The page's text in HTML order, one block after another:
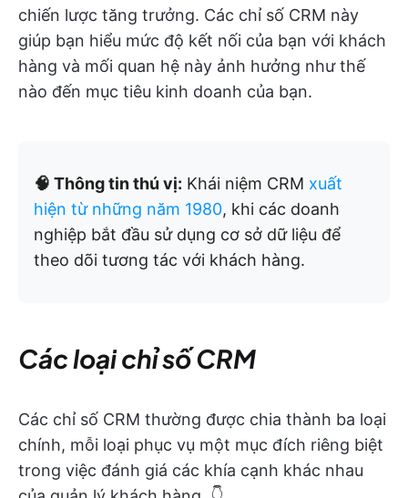
chiến lược tăng trưởng. Các chỉ số CRM này
giúp bạn hiểu mức độ kết nối của bạn với khách
hàng và mối quan hệ này ảnh hưởng như thế
nào đến mục tiêu kinh doanh của bạn.
🧠 Thông tin thú vị: Khái niệm CRM xuất
hiện từ những năm 1980, khi các doanh
nghiệp bắt đầu sử dụng cơ sở dữ liệu để
theo dõi tương tác với khách hàng.
Các loại chỉ số CRM
Các chỉ số CRM thường được chia thành ba loại
chính, mỗi loại phục vụ một mục đích riêng biệt
trong việc đánh giá các khía cạnh khác nhau